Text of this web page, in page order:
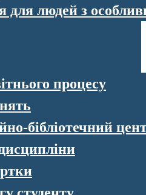
для людей з
процесу
бібліотечний